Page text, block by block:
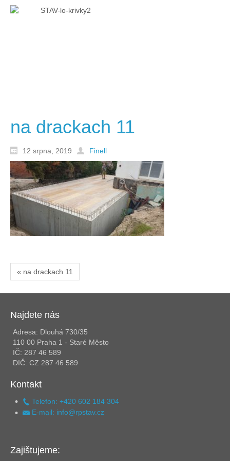
na drackach 11
12 srpna, 2019 Finell
« na drackach 11
Najdete nás
Adresa: Dlouhá 730/35
110 00 Praha 1 - Staré Město
IČ: 287 46 589
DIČ: CZ 287 46 589
Kontakt
Telefon: +420 602 184 304
E-mail: info@rpstav.cz
Zajištujeme: